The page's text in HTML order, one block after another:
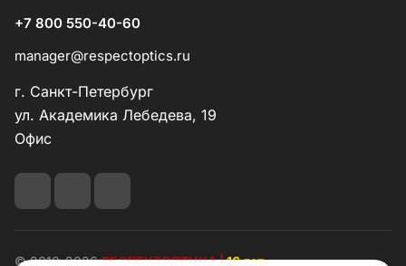
+7 800 550-40-60
manager@respectoptics.ru
г. Санкт-Петербург
ул. Академика Лебедева, 19
Офис
© 2010-2026РЕСПЕКТОПТИКА |16 лет